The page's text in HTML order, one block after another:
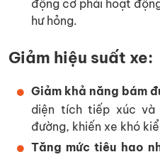
động cơ phải hoạt
hư hỏng.
Giảm hiệu suất xe:
Giảm khả năng bám
diện tích tiếp xúc
đường, khiến xe khó
Tăng mức tiêu hao